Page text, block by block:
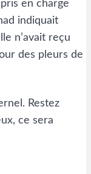
en charge
indiquait
n’avait reçu
des pleurs de
Restez
ce sera